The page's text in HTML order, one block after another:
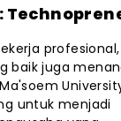
baik juga
untuk menjadi